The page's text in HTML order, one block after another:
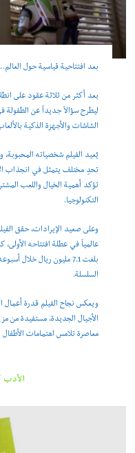
بعد افتتاحية قياسية حول
ليطرح سؤالاً جديداً عن
الشاشات والأجهزة الذكية
يُعيد الفيلم شخصياته
تحدٍ مختلف يتمثل في انجذاب
تؤكد أهمية الخيال واللعب
التكنولوجيا.
عالمياً في عطلة افتتاحه
بلغت 7.1 مليون ريال
السلسلة.
ويعكس نجاح الفيلم قدرة أعمال
الأجيال الجديدة، مستفيدة من
معاصرة تلامس اهتمامات الأطفال
الأدب